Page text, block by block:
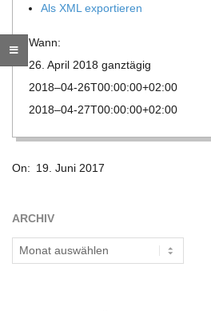
G
O
L
D
S
C
Als XML exportieren
Wann:
26. April 2018 ganz­tä­gig
2018–04-26T00:00:00+02:00
2018–04-27T00:00:00+02:00
06-
On: 19. Juni 2017
ARCHIV
Archiv